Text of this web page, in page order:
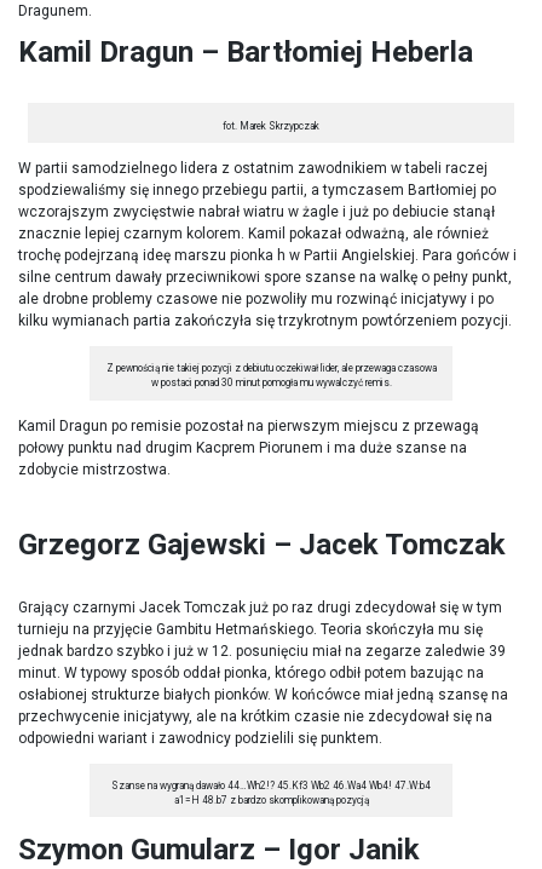
Dragunem.
Kamil Dragun – Bartłomiej Heberla
fot. Marek Skrzypczak
W partii samodzielnego lidera z ostatnim zawodnikiem w tabeli raczej
spodziewaliśmy się innego przebiegu partii, a tymczasem Bartłomiej po
wczorajszym zwycięstwie nabrał wiatru w żagle i już po debiucie stanął
znacznie lepiej czarnym kolorem. Kamil pokazał odważną, ale również
trochę podejrzaną ideę marszu pionka h w Partii Angielskiej. Para gońców i
silne centrum dawały przeciwnikowi spore szanse na walkę o pełny punkt,
ale drobne problemy czasowe nie pozwoliły mu rozwinąć inicjatywy i po
kilku wymianach partia zakończyła się trzykrotnym powtórzeniem pozycji.
Z pewnością nie takiej pozycji z debiutu oczekiwał lider, ale przewaga czasowa
w postaci ponad 30 minut pomogła mu wywalczyć remis.
Kamil Dragun po remisie pozostał na pierwszym miejscu z przewagą
połowy punktu nad drugim Kacprem Piorunem i ma duże szanse na
zdobycie mistrzostwa.
Grzegorz Gajewski – Jacek Tomczak
Grający czarnymi Jacek Tomczak już po raz drugi zdecydował się w tym
turnieju na przyjęcie Gambitu Hetmańskiego. Teoria skończyła mu się
jednak bardzo szybko i już w 12. posunięciu miał na zegarze zaledwie 39
minut. W typowy sposób oddał pionka, którego odbił potem bazując na
osłabionej strukturze białych pionków. W końcówce miał jedną szansę na
przechwycenie inicjatywy, ale na krótkim czasie nie zdecydował się na
odpowiedni wariant i zawodnicy podzielili się punktem.
Szanse na wygraną dawało 44…Wh2!? 45.Kf3 Wb2 46.Wa4 Wb4! 47.W:b4
a1=H 48.b7 z bardzo skomplikowaną pozycją
Szymon Gumularz – Igor Janik